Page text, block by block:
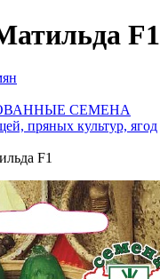
F1
СЕМЕНА
пряных культур, ягод
F1